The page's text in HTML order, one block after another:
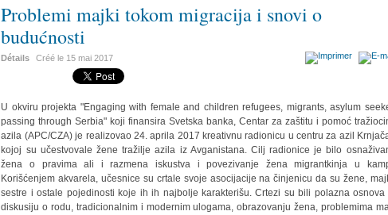
Problemi majki tokom migracija i snovi o
budućnosti
Détails Créé le 15 mai 2017
U okviru projekta "Engaging with female and children refugees, migrants, asylum
passing through Serbia" koji finansira Svetska banka, Centar za zaštitu i pomoć
azila (APC/CZA) je realizovao 24. aprila 2017 kreativnu radionicu u centru za azil
kojoj su učestvovale žene tražilje azila iz Avganistana. Cilj radionice je bilo
žena o pravima ali i razmena iskustva i povezivanje žena migrantkinja u
Korišćenjem akvarela, učesnice su crtale svoje asocijacije na činjenicu da su žene,
sestre i ostale pojedinosti koje ih ih najbolje karakterišu. Crtezi su bili polazna osnova
diskusiju o rodu, tradicionalnim i modernim ulogama, obrazovanju žena, problemima